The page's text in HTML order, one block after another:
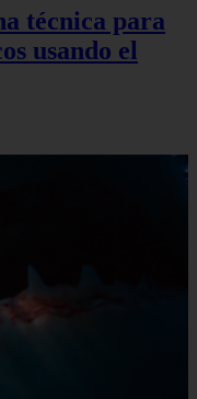
técnica para
usando el